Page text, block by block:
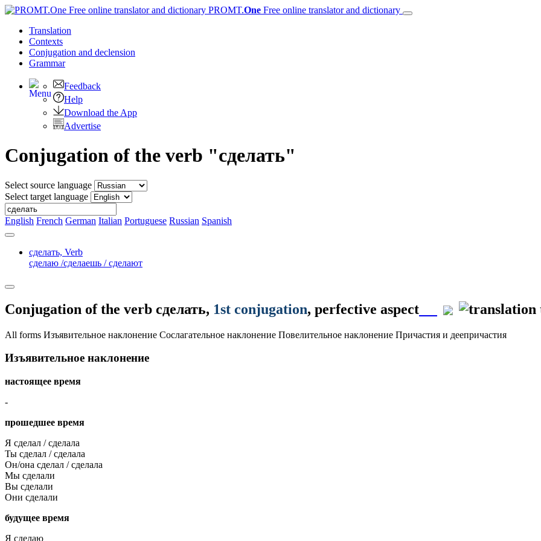
PROMT.One Free online translator and dictionary
Translation
Contexts
Conjugation and declension
Grammar
Feedback
Help
Download the App
Advertise
Conjugation of the verb "сделать"
Select source language
Select target language
English French German Italian Portuguese Russian Spanish
сделать, Verb
сделаю /сделаешь / сделают
Conjugation of the verb сделать, 1st conjugation, perfective aspect
All forms Изъявительное наклонение Сослагательное наклонение Повелительное наклонение Причастия и деепричастия
Изъявительное наклонение
настоящее время
-
прошедшее время
Я сделал / сделала
Ты сделал / сделала
Он/она сделал / сделала
Мы сделали
Вы сделали
Они сделали
будущее время
Я сделаю